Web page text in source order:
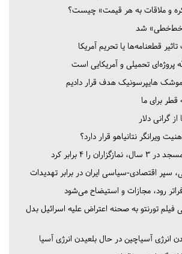
و ملاقات به هر قیمت» چیست؟
شد
قطعنامه‌ها یا تحریم‌ آمریکا
پروژه‌ای تحمیلی و آمریکایی است
موشک هایپرسونیک هدف قرار دادیم
برای ما
گرانی دلار
نتانیاهو قرار دارد؟
را ۴ برابر کرد
سپر اقتصادی-سیاسی ایران در برابر تهدیدات
رود، مجازات و استیضاح می‌شود
فیلم تورنتو به صحنه اعتراض علیه اسرائیل بدل
انرژی آسیاچین در حال بلعیدن انرژی آسیا